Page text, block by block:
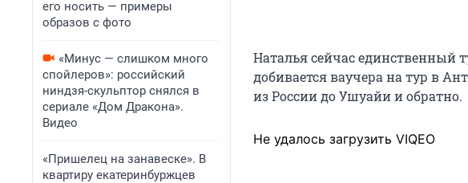
его носить — примеры
образов с фото
«Минус — слишком много
спойлеров»: российский
ниндзя-скульптор снялся в
сериале «Дом Дракона».
Видео
«Пришелец на занавеске». В
квартиру екатеринбуржцев
Наталья сейчас единственный
добивается ваучера на тур в
из России до Ушуайи и обратно.
Не удалось загрузить VIQEO